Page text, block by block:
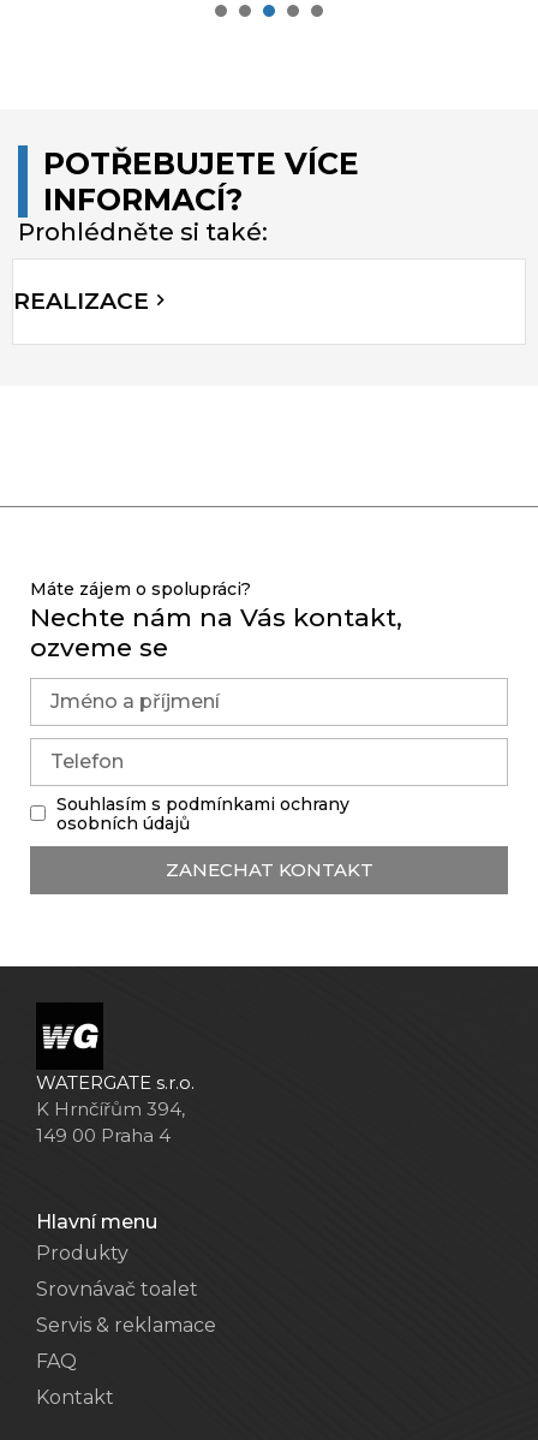
POTŘEBUJETE VÍCE
INFORMACÍ?
Prohlédněte si také:
REALIZACE
Máte zájem o spolupráci?
Nechte nám na Vás kontakt,
ozveme se
Souhlasím s podmínkami ochrany
osobních údajů
ZANECHAT KONTAKT
WATERGATE s.r.o.
K Hrnčířům 394,
149 00 Praha 4
Hlavní menu
Produkty
Srovnávač toalet
Servis & reklamace
FAQ
Kontakt